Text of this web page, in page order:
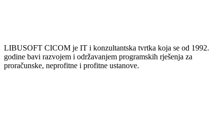
LIBUSOFT CICOM je IT i konzultantska tvrtka koja se od 1992.
godine bavi razvojem i održavanjem programskih rješenja za
proračunske, neprofitne i profitne ustanove.